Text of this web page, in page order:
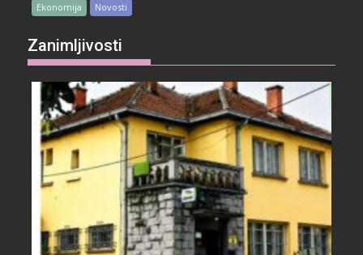
Ekonomija Novosti
Zanimljivosti